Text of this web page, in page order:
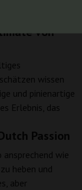
der sowohl
von
wissen
und pinienartige
Erlebnis, das
Passion
wie
heben und
aber